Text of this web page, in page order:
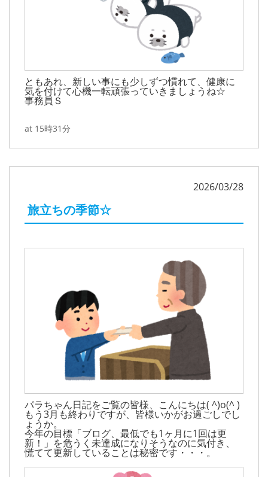
ともあれ、新しい事にも少しずつ慣れて、健康に
気を付けて心機一転頑張っていきましょうね☆
事務員Ｓ
at 15時31分
2026/03/28
旅立ちの季節☆
パラちゃん日記をご覧の皆様、こんにちは( ^)o(^ )
もう3月も終わりですが、皆様いかがお過ごしでし
ょうか。
今年の目標「ブログ、最低でも1ヶ月に1回は更
新！」を危うく未達成になりそうなのに気付き、
慌てて更新していることは秘密です・・・。